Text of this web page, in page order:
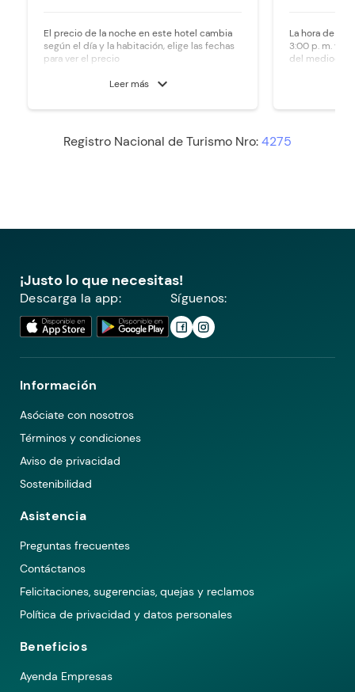
El precio de la noche en este hotel cambia
según el día y la habitación, elige las fechas
para ver el precio
Leer más
expand_more
La hora de
3:00 p. m. y la
del mediodía.
Registro Nacional de Turismo Nro:4275
¡Justo lo que necesitas!
Descarga la app: Síguenos:
Información
Asóciate con nosotros
Términos y condiciones
Aviso de privacidad
Sostenibilidad
Asistencia
Preguntas frecuentes
Contáctanos
Felicitaciones, sugerencias, quejas y reclamos
Política de privacidad y datos personales
Beneficios
Ayenda Empresas